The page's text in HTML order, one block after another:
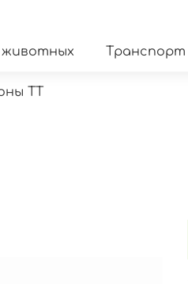
животных Транспорт
TT